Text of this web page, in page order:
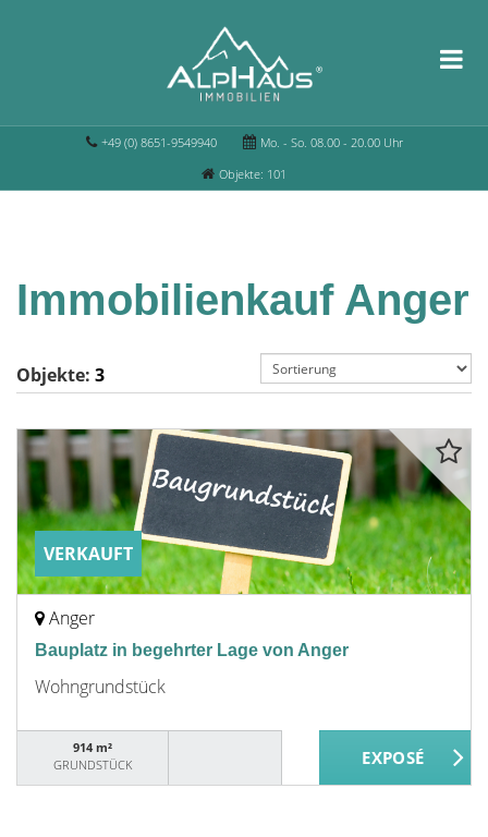
+49 (0) 8651-9549940
Mo. - So. 08.00 - 20.00 Uhr
Objekte: 101
Immobilienkauf Anger
Objekte: 3
VERKAUFT
Anger
Bauplatz in begehrter Lage von Anger
Wohngrundstück
914 m²
GRUNDSTÜCK